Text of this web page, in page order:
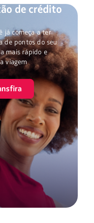
de crédito
já começa a ter
de pontos do seu
mais rápido e
viagem